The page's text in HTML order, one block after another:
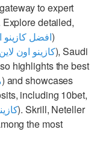
to expert
detailed,
افضل كازينو)
كازينو اون), Saudi
highlights the best
) and showcases
including 10bet,
). Skrill, Neteller
the most